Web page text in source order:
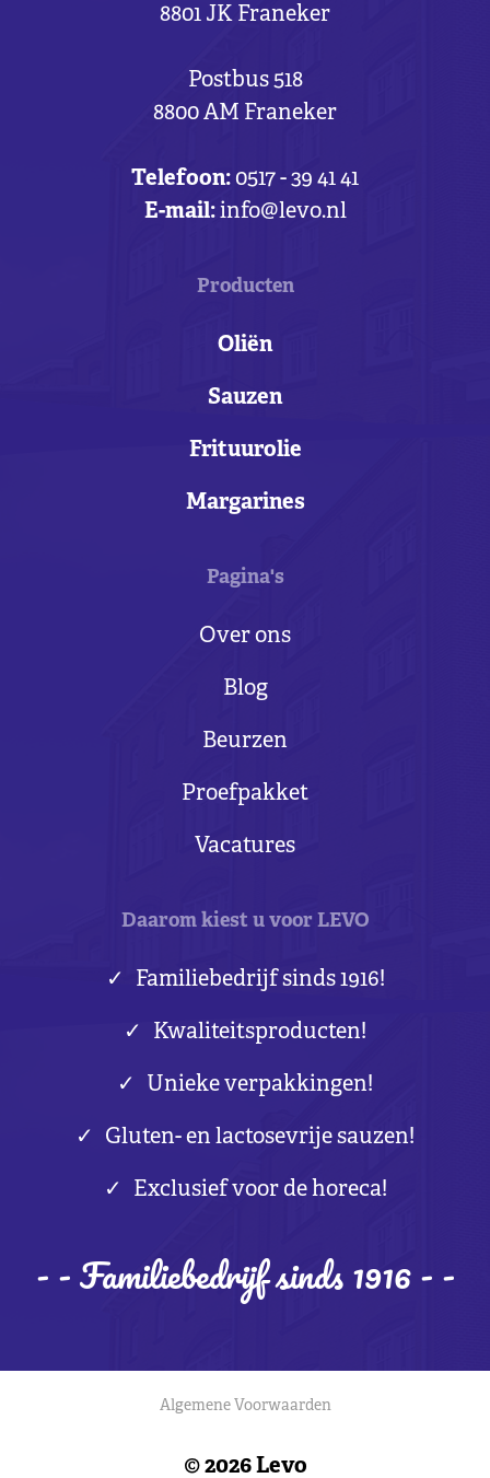
8801 JK Franeker
Postbus 518
8800 AM Franeker
Telefoon: 0517 - 39 41 41
E-mail:info@levo.nl
Producten
Oliën
Sauzen
Frituurolie
Margarines
Pagina's
Over ons
Blog
Beurzen
Proefpakket
Vacatures
Daarom kiest u voor LEVO
Familiebedrijf sinds 1916!
Kwaliteitsproducten!
Unieke verpakkingen!
Gluten- en lactosevrije sauzen!
Exclusief voor de horeca!
- - Familiebedrijf sinds 1916 - -
Algemene Voorwaarden
© 2026 Levo